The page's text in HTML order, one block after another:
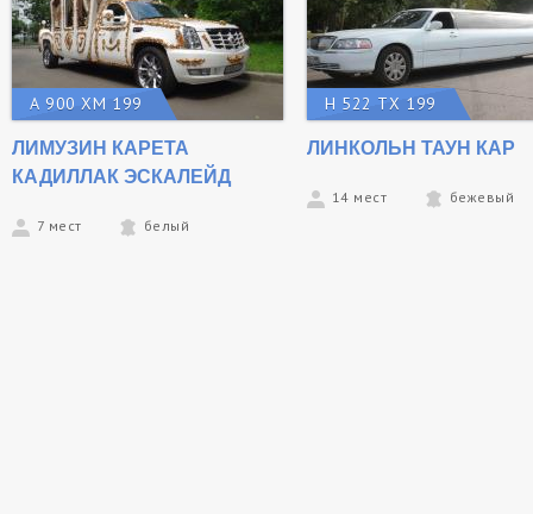
А 900 ХМ 199
ЛИМУЗИН КАРЕТА
КАДИЛЛАК ЭСКАЛЕЙД
7 мест белый
Н 522 ТХ 199
ЛИНКОЛЬН ТАУН КАР
14 мест бежевый